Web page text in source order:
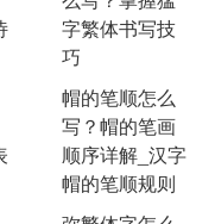
字繁体书写技
巧
帽的笔顺怎么
写？帽的笔画
顺序详解_汉字
帽的笔顺规则